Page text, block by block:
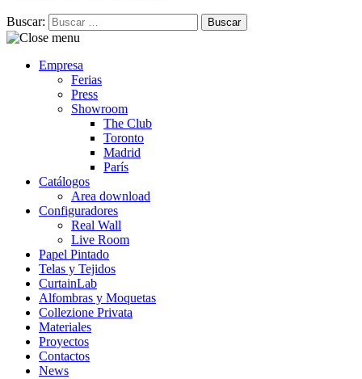
Buscar:
Empresa
Ferias
Press
Showroom
The Club
Toronto
Madrid
París
Catálogos
Area download
Configuradores
Real Wall
Live Room
Papel Pintado
Telas y Tejidos
CurtainLab
Alfombras y Moquetas
Collezione Privata
Materiales
Proyectos
Contactos
News